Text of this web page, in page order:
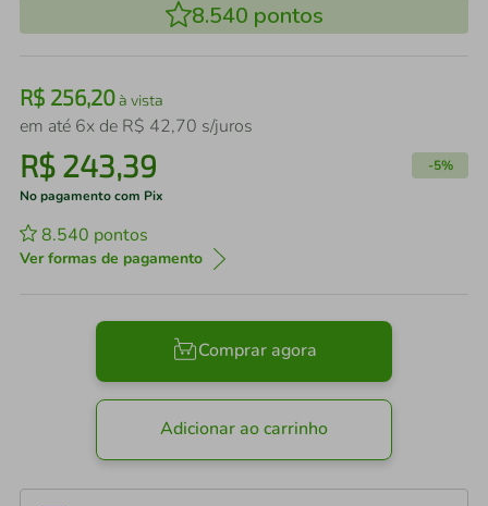
8.540 pontos
R$ 256,20à vista
em até 6x de R$ 42,70 s/juros
R$ 243,39 -5%
No pagamento com Pix
8.540 pontos
Ver formas de pagamento
Comprar agora
Adicionar ao carrinho